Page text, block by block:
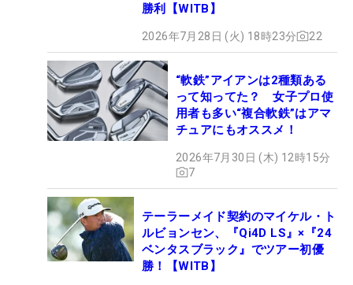
勝利【WITB】
2026年7月28日 (火) 18時23分 22
“軟鉄”アイアンは2種類ある
って知ってた？ 女子プロ使
用者も多い“複合軟鉄”はアマ
チュアにもオススメ！
2026年7月30日 (木) 12時15分
7
テーラーメイド契約のマイケル・ト
ルビョンセン、『Qi4D LS』×『24
ベンタスブラック』でツアー初優
勝！【WITB】